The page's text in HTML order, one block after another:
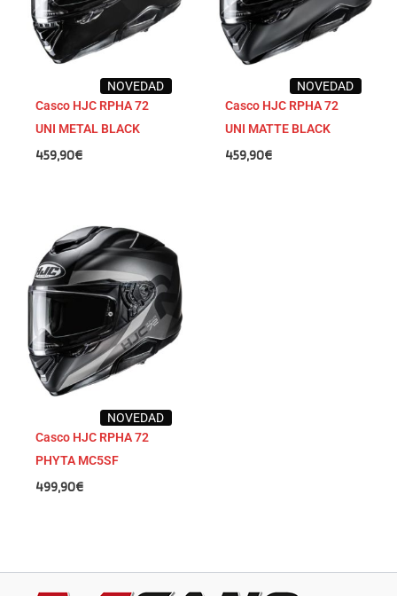
NOVEDAD
Casco HJC RPHA 72
UNI METAL BLACK
459,90€
NOVEDAD
Casco HJC RPHA 72
UNI MATTE BLACK
459,90€
NOVEDAD
Casco HJC RPHA 72
PHYTA MC5SF
499,90€